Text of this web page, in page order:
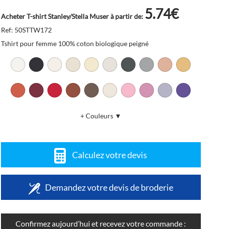
Acheter T-shirt Stanley/Stella Muser à partir de: 5.74€
Ref: 50STTW172
Tshirt pour femme 100% coton biologique peigné
+ Couleurs ▼
Calculez votre devis
Demandez votre devis de broderie
Confirmez aujourd’hui et recevez votre commande :